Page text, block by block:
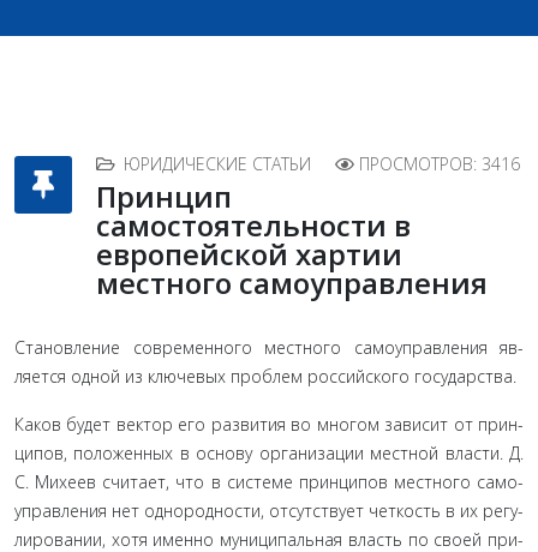
ЮРИДИЧЕСКИЕ СТАТЬИ ПРОСМОТРОВ: 3416
Принцип
самостоятельности в
европейской хартии
местного самоуправления
Становление современного местного самоуправления яв­
ляется одной из ключевых проблем российского государства.
Каков будет вектор его развития во многом зависит от прин­
ципов, положенных в основу организации местной власти. Д.
С. Михеев считает, что в системе принципов местного само­
управления нет однородности, отсутствует четкость в их регу­
лировании, хотя именно муниципальная власть по своей при­